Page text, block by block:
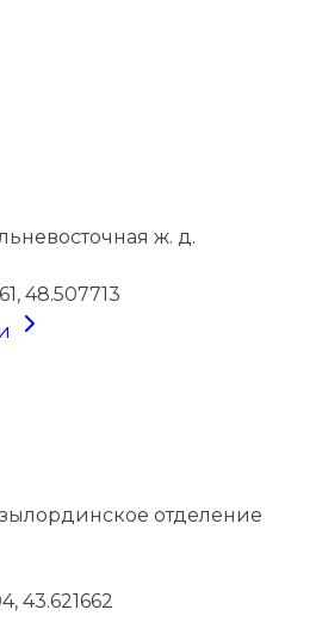
ж. д.
48.507713
отделение
43.621662